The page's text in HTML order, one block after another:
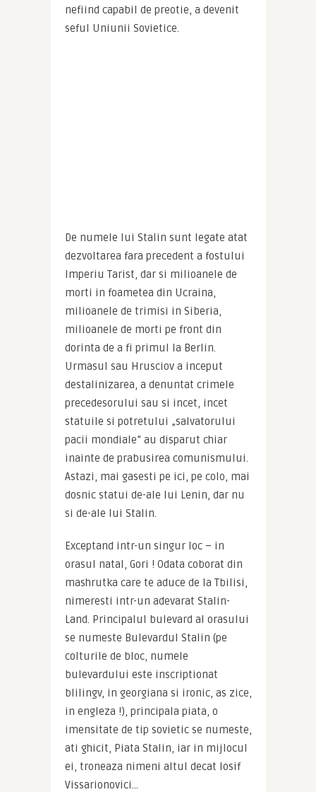
nefiind capabil de preotie, a devenit
seful Uniunii Sovietice.
De numele lui Stalin sunt legate atat
dezvoltarea fara precedent a fostului
Imperiu Tarist, dar si milioanele de
morti in foametea din Ucraina,
milioanele de trimisi in Siberia,
milioanele de morti pe front din
dorinta de a fi primul la Berlin.
Urmasul sau Hrusciov a inceput
destalinizarea, a denuntat crimele
precedesorului sau si incet, incet
statuile si potretului „salvatorului
pacii mondiale” au disparut chiar
inainte de prabusirea comunismului.
Astazi, mai gasesti pe ici, pe colo, mai
dosnic statui de-ale lui Lenin, dar nu
si de-ale lui Stalin.
Exceptand intr-un singur loc – in
orasul natal, Gori ! Odata coborat din
mashrutka care te aduce de la Tbilisi,
nimeresti intr-un adevarat Stalin-
Land. Principalul bulevard al orasului
se numeste Bulevardul Stalin (pe
colturile de bloc, numele
bulevardului este inscriptionat
blilingv, in georgiana si ironic, as zice,
in engleza !), principala piata, o
imensitate de tip sovietic se numeste,
ati ghicit, Piata Stalin, iar in mijlocul
ei, troneaza nimeni altul decat Iosif
Vissarionovici…